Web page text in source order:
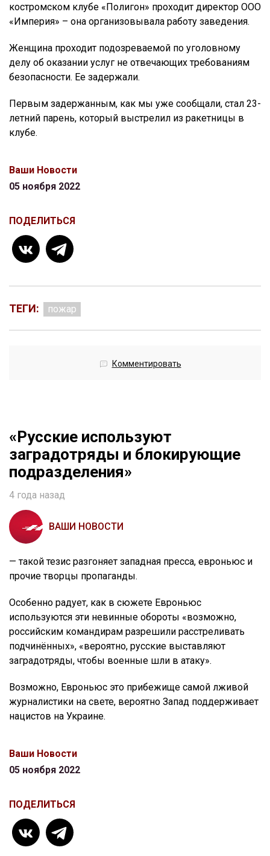
костромском клубе «Полигон» проходит директор ООО
«Империя» – она организовывала работу заведения.
Женщина проходит подозреваемой по уголовному
делу об оказании услуг не отвечающих требованиям
безопасности. Ее задержали.
Первым задержанным, как мы уже сообщали, стал 23-
летний парень, который выстрелил из ракетницы в
клубе.
Ваши Новости
05 ноября 2022
ПОДЕЛИТЬСЯ
ТЕГИ: пожар
Комментировать
«Русские используют
заградотряды и блокирующие
подразделения»
4 года назад
ВАШИ НОВОСТИ
— такой тезис разгоняет западная пресса, евроньюс и
прочие творцы пропаганды.
Особенно радует, как в сюжете Евроньюс
используются эти невинные обороты «возможно,
российским командирам разрешили расстреливать
подчинённых», «вероятно, русские выставляют
заградотряды, чтобы военные шли в атаку».
Возможно, Евроньюс это прибежище самой лживой
журналистики на свете, вероятно Запад поддерживает
нацистов на Украине.
Ваши Новости
05 ноября 2022
ПОДЕЛИТЬСЯ